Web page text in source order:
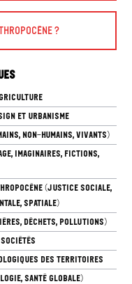
?
ET URBANISME
NON-HUMAINS, VIVANTS)
IMAGINAIRES, FICTIONS,
(JUSTICE SOCIALE,
SPATIALE)
DÉCHETS, POLLUTIONS)
DES TERRITOIRES
SANTÉ GLOBALE)